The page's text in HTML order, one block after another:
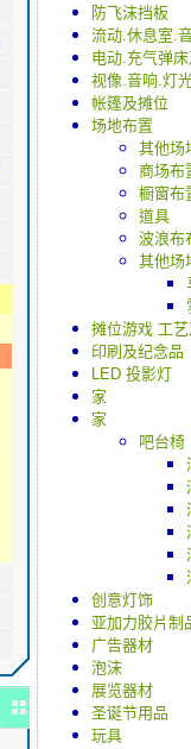
防飞沫挡板
流动.休息室.
电动.充气弹
视像.音响.灯
帐篷及摊位
场地布置
其他场
商场布
橱窗布
道具
波浪布
其他场
摊位游戏 工
印刷及纪念品
LED 投影灯
家
家
吧台椅
创意灯饰
亚加力胶片制
广告器材
泡沫
展览器材
圣诞节用品
玩具